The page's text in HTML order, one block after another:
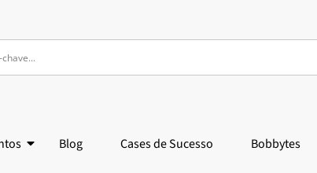
Blog Cases de Sucesso Bobbytes